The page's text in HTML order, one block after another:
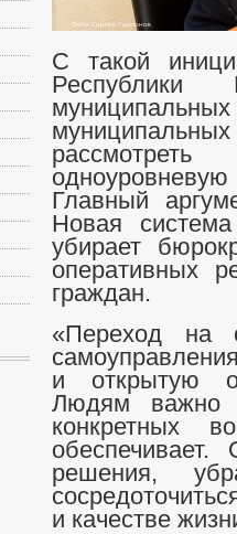
С такой
Главный
Новая
убирает
оперативных
граждан.
«Переход на
и открытую
Людям важно
конкретных
решения,
и качестве